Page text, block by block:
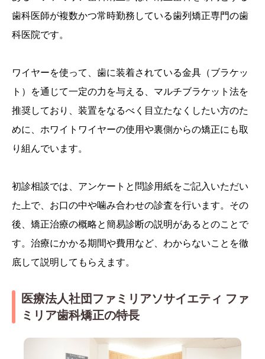
歯科医師が複数かつ常時勤務している歯列矯正専門の歯
科医院です。
ワイヤーを使って、歯に装着されている金具（ブラケッ
ト）を通じて一定の力を与える、マルチブラケット法を
推奨しており、装置をなるべく目立たなくしたい方のた
めに、ホワイトワイヤーの使用や裏側からの矯正にも取
り組んでいます。
初診相談では、アンケートと問診用紙をご記入いただい
た上で、お口の中や噛み合わせの診査を行います。その
後、矯正治療の概略と簡易診断の説明があるとのことで
す。治療にかかる期間や費用など、わからないことを徹
底して説明してもらえます。
医療法人社団ファミリアソサイエティ ファ
ミリア歯科矯正の特長